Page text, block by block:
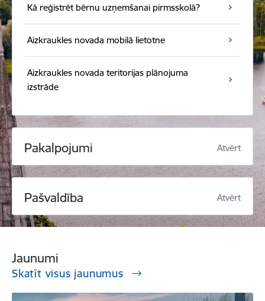
Kā reģistrēt bērnu uzņemšanai pirmsskolā?
Aizkraukles novada mobilā lietotne
Aizkraukles novada teritorijas plānojuma
izstrāde
Pakalpojumi Atvērt
Pašvaldība Atvērt
Jaunumi
Skatīt visus jaunumus